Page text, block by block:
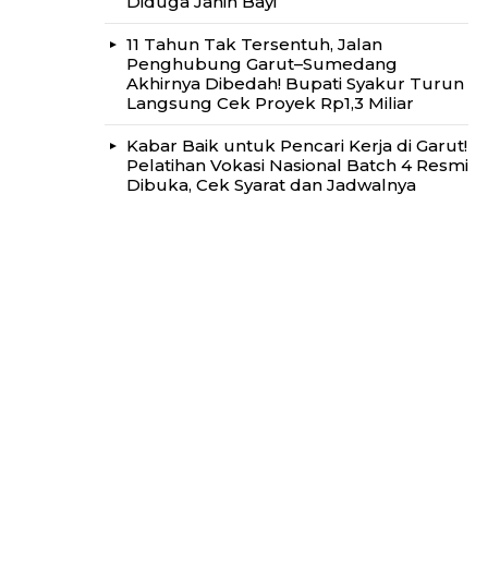
11 Tahun Tak Tersentuh, Jalan
Penghubung Garut–Sumedang
Akhirnya Dibedah! Bupati Syakur Turun
Langsung Cek Proyek Rp1,3 Miliar
Kabar Baik untuk Pencari Kerja di Garut!
Pelatihan Vokasi Nasional Batch 4 Resmi
Dibuka, Cek Syarat dan Jadwalnya